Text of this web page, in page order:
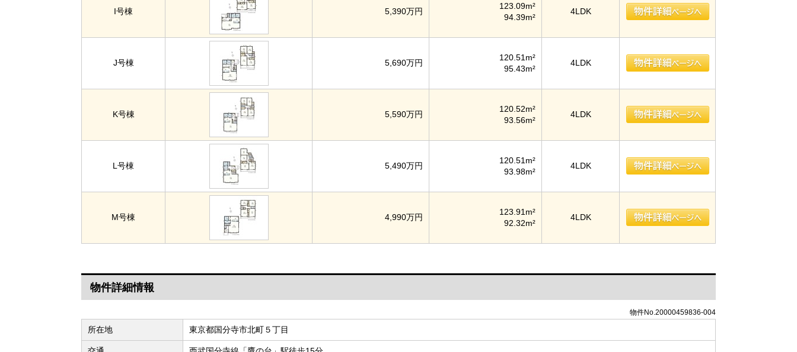
I号棟 5,390万円
123.09m²
94.39m²
4LDK
J号棟 5,690万円
120.51m²
95.43m²
4LDK
K号棟 5,590万円
120.52m²
93.56m²
4LDK
L号棟 5,490万円
120.51m²
93.98m²
4LDK
M号棟 4,990万円
123.91m²
92.32m²
4LDK
物件詳細情報
物件No.20000459836-004
所在地 東京都国分寺市北町５丁目